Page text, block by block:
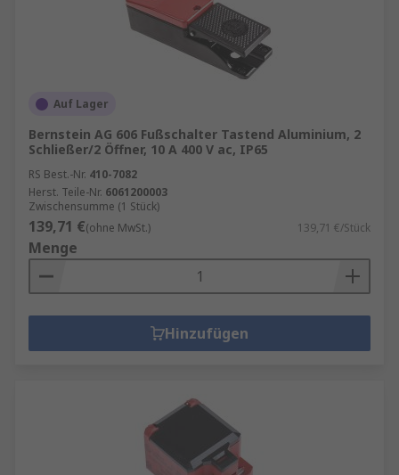
Auf Lager
Bernstein AG 606 Fußschalter Tastend Aluminium, 2
Schließer/2 Öffner, 10 A 400 V ac, IP65
RS Best.-Nr. 410-7082
Herst. Teile-Nr. 6061200003
Zwischensumme (1 Stück)
139,71 €(ohne MwSt.) 139,71 €/Stück
Menge
Hinzufügen